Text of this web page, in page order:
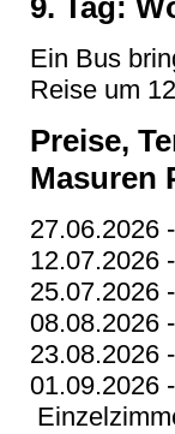
9. Tag:
Ein Bus
Reise um
Preise,
Masuren
27.06.2026
12.07.2026
25.07.2026
08.08.2026
23.08.2026
01.09.2026